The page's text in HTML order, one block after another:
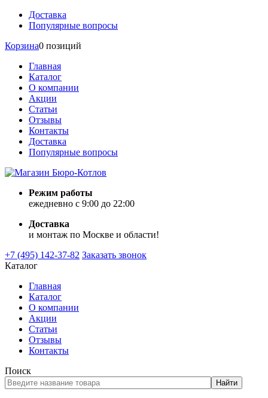
Доставка
Популярные вопросы
Корзина0 позиций
Главная
Каталог
О компании
Акции
Статьи
Отзывы
Контакты
Доставка
Популярные вопросы
Режим работы
ежедневно с 9:00 до 22:00
Доставка
и монтаж по Москве и области!
+7 (495) 142-37-82 Заказать звонок
Каталог
Главная
Каталог
О компании
Акции
Статьи
Отзывы
Контакты
Поиск
Найти